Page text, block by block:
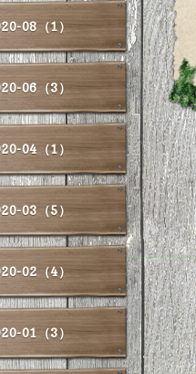
08（1）
06（3）
04（1）
03（5）
02（4）
01（3）